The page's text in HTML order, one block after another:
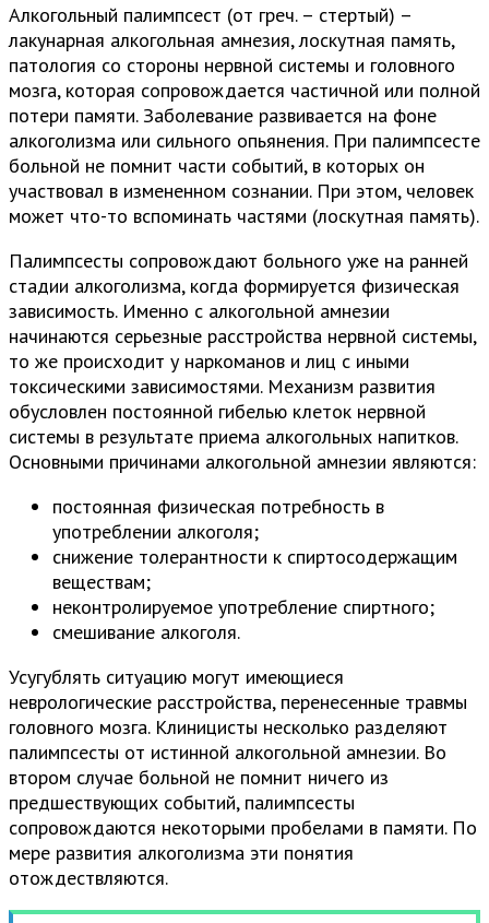
Алкогольный палимпсест (от греч. – стертый) –
лакунарная алкогольная амнезия, лоскутная память,
патология со стороны нервной системы и головного
мозга, которая сопровождается частичной или полной
потери памяти. Заболевание развивается на фоне
алкоголизма или сильного опьянения. При палимпсесте
больной не помнит части событий, в которых он
участвовал в измененном сознании. При этом, человек
может что-то вспоминать частями (лоскутная память).
Палимпсесты сопровождают больного уже на ранней
стадии алкоголизма, когда формируется физическая
зависимость. Именно с алкогольной амнезии
начинаются серьезные расстройства нервной системы,
то же происходит у наркоманов и лиц с иными
токсическими зависимостями. Механизм развития
обусловлен постоянной гибелью клеток нервной
системы в результате приема алкогольных напитков.
Основными причинами алкогольной амнезии являются:
постоянная физическая потребность в
употреблении алкоголя;
снижение толерантности к спиртосодержащим
веществам;
неконтролируемое употребление спиртного;
смешивание алкоголя.
Усугублять ситуацию могут имеющиеся
неврологические расстройства, перенесенные травмы
головного мозга. Клиницисты несколько разделяют
палимпсесты от истинной алкогольной амнезии. Во
втором случае больной не помнит ничего из
предшествующих событий, палимпсесты
сопровождаются некоторыми пробелами в памяти. По
мере развития алкоголизма эти понятия
отождествляются.